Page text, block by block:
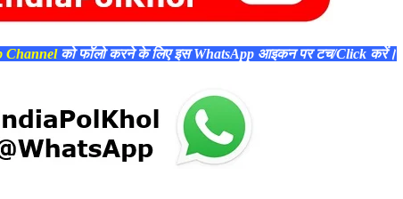
Channelको फॉलो करने के लिए इस WhatsApp आइकन पर टच/Click करें।